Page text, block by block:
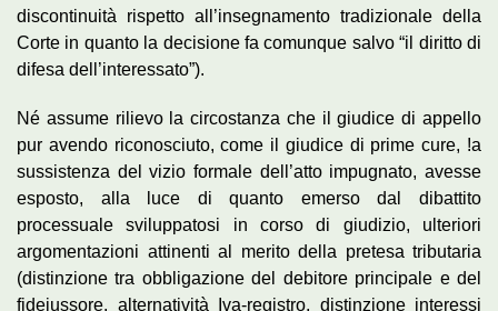
discontinuità rispetto all’insegnamento tradizionale della
Corte in quanto la decisione fa comunque salvo “il diritto di
difesa dell’interessato”).
Né assume rilievo la circostanza che il giudice di appello
pur avendo riconosciuto, come il giudice di prime cure, !a
sussistenza del vizio formale dell’atto impugnato, avesse
esposto, alla luce di quanto emerso dal dibattito
processuale sviluppatosi in corso di giudizio, ulteriori
argomentazioni attinenti al merito della pretesa tributaria
(distinzione tra obbligazione del debitore principale e del
fideiussore, alternatività Iva-registro, distinzione interessi